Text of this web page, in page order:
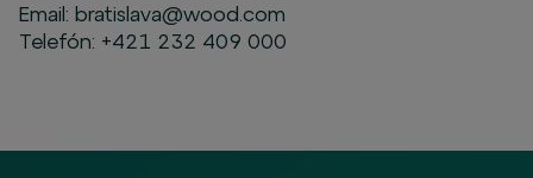
Email: bratislava@wood.com
Telefón: +421 232 409 000